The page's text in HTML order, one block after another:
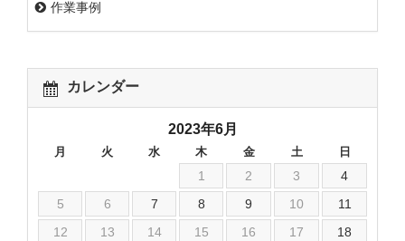
作業事例
カレンダー
2023年6月
月 火 水 木 金 土 日
1 2 3
4
5
6 7 8 9 10
11
12
13 14 15 16 17
18